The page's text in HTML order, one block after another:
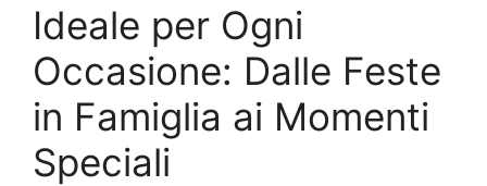
Ideale per Ogni
Occasione: Dalle Feste
in Famiglia ai Momenti
Speciali